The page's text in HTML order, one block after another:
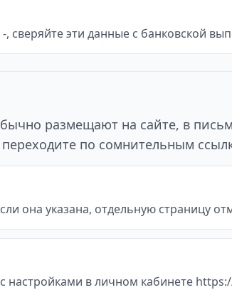
-, сверяйте эти данные с банковской
размещают на сайте, в
по сомнительным
она указана, отдельную страницу
настройками в личном кабинете